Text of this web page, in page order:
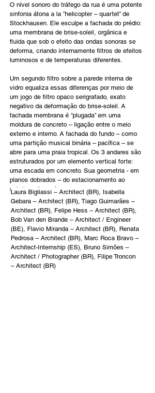
O nível sonoro do tráfego da rua é uma potente
sinfonia átona a la ”helicopter – quartet” de
Stockhausen. Ele esculpe a fachada do prédio:
uma membrana de brise-soleil, orgânica e
fluida que sob o efeito das ondas sonoras se
deforma, criando internamente filtros de efeitos
luminosos e de temperaturas diferentes.
Um segundo filtro sobre a parede interna de
vidro equaliza essas diferenças por meio de
um jogo de filtro opaco serigrafado, exato
negativo da deformação do brise-soleil. A
fachada membrana é “plugada” em uma
moldura de concreto – ligação entre o meio
externo e interno. A fachada do fundo – como
uma partição musical binária – pacífica – se
abre para uma praia tropical. Os 3 andares são
estruturados por um elemento vertical forte:
uma escada em concreto. Sua geometria - em
planos dobrados – do estacionamento ao
solarium, liga e forma os espaços.
Laura Bigliassi – Architect (BR), Isabella
Gebara – Architect (BR), Tiago Guimarães –
Architect (BR), Felipe Hess – Architect (BR),
Bob Van den Brande – Architect / Engineer
(BE), Flavio Miranda – Architect (BR), Renata
Pedrosa – Architect (BR), Marc Roca Bravo –
Architect-Internship (ES), Bruno Simões –
Architect / Photographer (BR), Filipe Troncon
– Architect (BR)